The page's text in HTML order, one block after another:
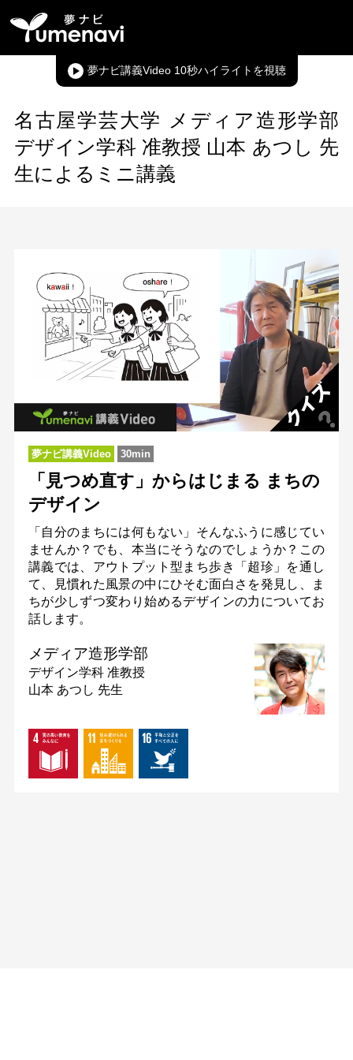
夢ナビ講義Video 10秒ハイライト
名古屋学芸大学 メディア造形学部
デザイン学科 准教授 山本 あつし 先
生によるミニ講義
夢ナビ講義Video 30min
「見つめ直す」からはじまる まちの
デザイン
「自分のまちには何もない」そんなふうに感じてい
ませんか？でも、本当にそうなのでしょうか？この
講義では、アウトプット型まち歩き「超珍」を通し
て、見慣れた風景の中にひそむ面白さを発見し、ま
ちが少しずつ変わり始めるデザインの力についてお
話します。
メディア造形学部
デザイン学科 准教授
山本 あつし 先生